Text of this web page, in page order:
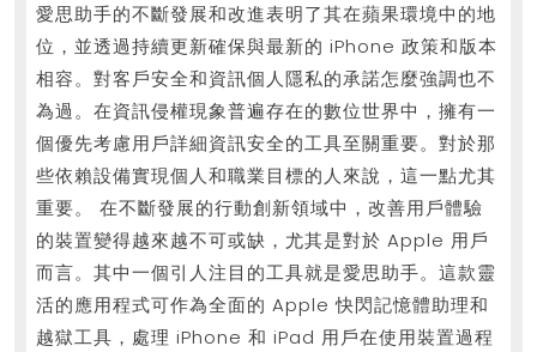
对
常
见
问
题
的
爱
思
助
2025
愛思助手的不斷發展和改進表明了其在蘋果環境中的地
位，並透過持續更新確保與最新的 iPhone 政策和版本
相容。對客戶安全和資訊個人隱私的承諾怎麼強調也不
為過。在資訊侵權現象普遍存在的數位世界中，擁有一
個優先考慮用戶詳細資訊安全的工具至關重要。對於那
些依賴設備實現個人和職業目標的人來說，這一點尤其
重要。 在不斷發展的行動創新領域中，改善用戶體驗
的裝置變得越來越不可或缺，尤其是對於 Apple 用戶
而言。其中一個引人注目的工具就是愛思助手。這款靈
活的應用程式可作為全面的 Apple 快閃記憶體助理和
越獄工具，處理 iPhone 和 iPad 用戶在使用裝置過程